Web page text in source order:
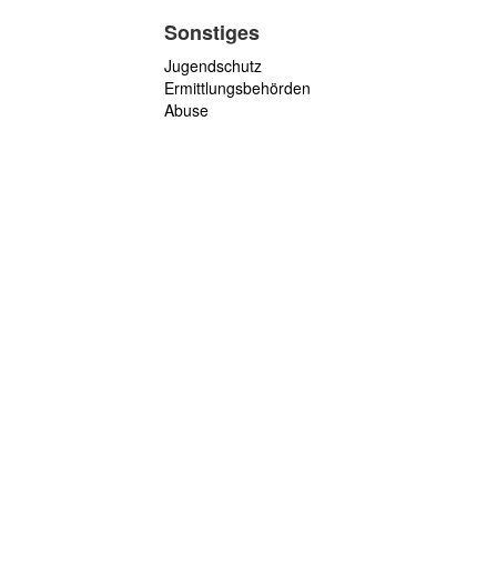
Sonstiges
Jugendschutz
Ermittlungsbehörden
Abuse